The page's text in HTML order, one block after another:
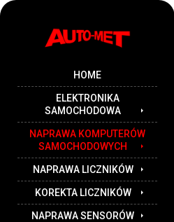
HOME
ELEKTRONIKA
SAMOCHODOWA
NAPRAWA KOMPUTERÓW
SAMOCHODOWYCH
NAPRAWA LICZNIKÓW
KOREKTA LICZNIKÓW
NAPRAWA SENSORÓW